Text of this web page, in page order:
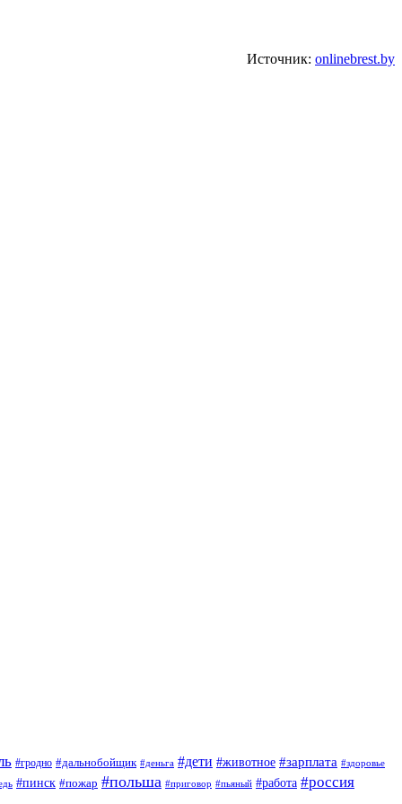
Источник: onlinebrest.by
#гродно #дальнобойщик #деньга #дети #животное #зарплата #здоровье
#пинск #пожар #польша #приговор #пьяный #работа #россия